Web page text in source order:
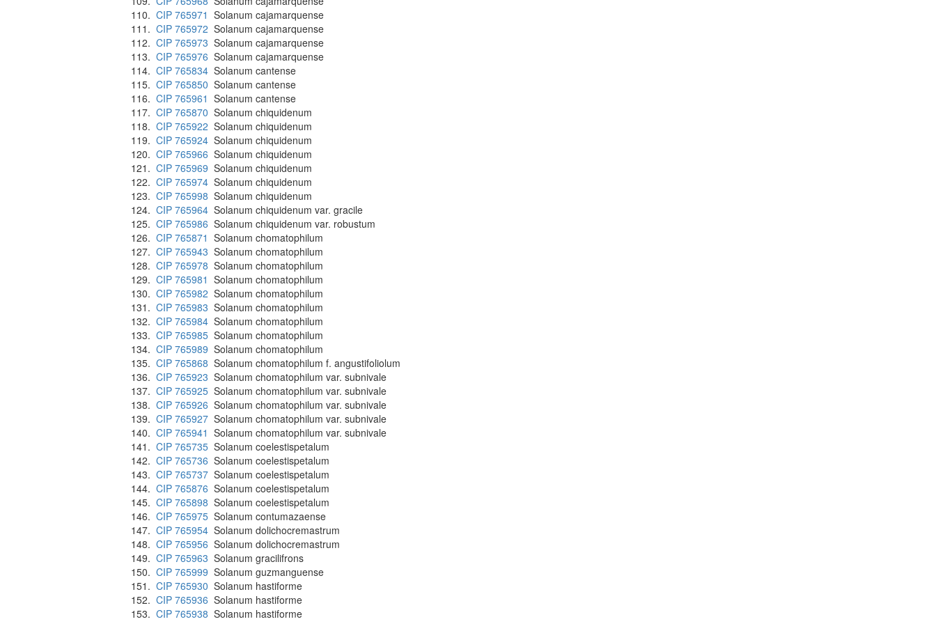
110. CIP 765971 Solanum cajamarquense
111. CIP 765972 Solanum cajamarquense
112. CIP 765973 Solanum cajamarquense
113. CIP 765976 Solanum cajamarquense
114. CIP 765834 Solanum cantense
115. CIP 765850 Solanum cantense
116. CIP 765961 Solanum cantense
117. CIP 765870 Solanum chiquidenum
118. CIP 765922 Solanum chiquidenum
119. CIP 765924 Solanum chiquidenum
120. CIP 765966 Solanum chiquidenum
121. CIP 765969 Solanum chiquidenum
122. CIP 765974 Solanum chiquidenum
123. CIP 765998 Solanum chiquidenum
124. CIP 765964 Solanum chiquidenum var. gracile
125. CIP 765986 Solanum chiquidenum var. robustum
126. CIP 765871 Solanum chomatophilum
127. CIP 765943 Solanum chomatophilum
128. CIP 765978 Solanum chomatophilum
129. CIP 765981 Solanum chomatophilum
130. CIP 765982 Solanum chomatophilum
131. CIP 765983 Solanum chomatophilum
132. CIP 765984 Solanum chomatophilum
133. CIP 765985 Solanum chomatophilum
134. CIP 765989 Solanum chomatophilum
135. CIP 765868 Solanum chomatophilum f. angustifoliolum
136. CIP 765923 Solanum chomatophilum var. subnivale
137. CIP 765925 Solanum chomatophilum var. subnivale
138. CIP 765926 Solanum chomatophilum var. subnivale
139. CIP 765927 Solanum chomatophilum var. subnivale
140. CIP 765941 Solanum chomatophilum var. subnivale
141. CIP 765735 Solanum coelestispetalum
142. CIP 765736 Solanum coelestispetalum
143. CIP 765737 Solanum coelestispetalum
144. CIP 765876 Solanum coelestispetalum
145. CIP 765898 Solanum coelestispetalum
146. CIP 765975 Solanum contumazaense
147. CIP 765954 Solanum dolichocremastrum
148. CIP 765956 Solanum dolichocremastrum
149. CIP 765963 Solanum gracilifrons
150. CIP 765999 Solanum guzmanguense
151. CIP 765930 Solanum hastiforme
152. CIP 765936 Solanum hastiforme
153. CIP 765938 Solanum hastiforme